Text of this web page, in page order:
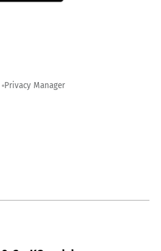
Privacy Manager